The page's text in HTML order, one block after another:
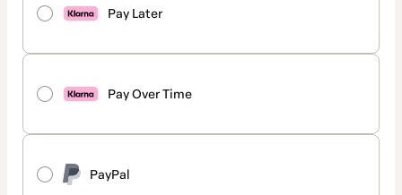
Pay Later
Pay Over Time
PayPal